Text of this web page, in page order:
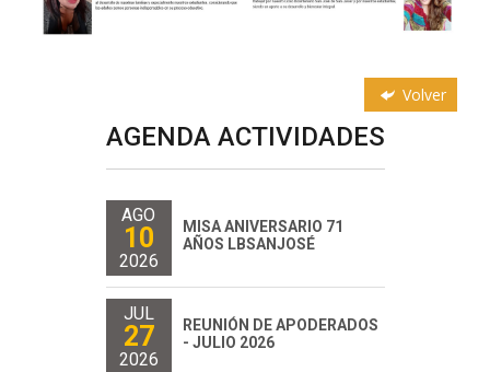
Volver
AGENDA ACTIVIDADES
AGO
10
2026
MISA ANIVERSARIO 71
AÑOS LBSANJOSÉ
JUL
27
2026
REUNIÓN DE APODERADOS
- JULIO 2026